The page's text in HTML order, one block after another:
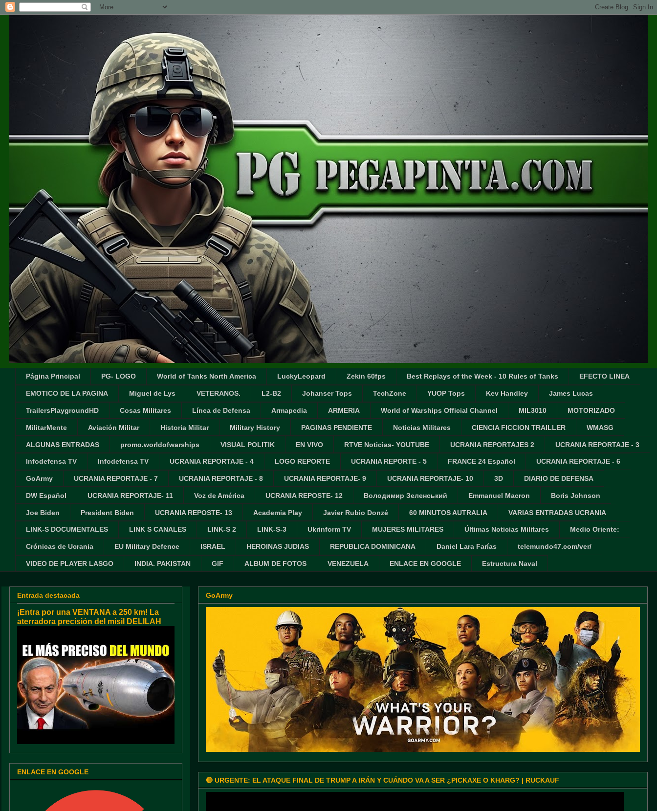
Página Principal PG- LOGO World of Tanks North America LuckyLeopard Zekin 60fps Best Replays of the Week - 10 Rules of Tanks EFECTO LINEA
EMOTICO DE LA PAGINA Miguel de Lys VETERANOS. L2-B2 Johanser Tops TechZone YUOP Tops Kev Handley James Lucas
TrailersPlaygroundHD Cosas Militares Línea de Defensa Armapedia ARMERIA World of Warships Official Channel MIL3010 MOTORIZADO
MilitarMente Aviación Militar Historia Militar Military History PAGINAS PENDIENTE Noticias Militares CIENCIA FICCION TRAILLER WMASG
ALGUNAS ENTRADAS promo.worldofwarships VISUAL POLITIK EN VIVO RTVE Noticias- YOUTUBE UCRANIA REPORTAJES 2 UCRANIA REPORTAJE - 3
Infodefensa TV Infodefensa TV UCRANIA REPORTAJE - 4 LOGO REPORTE UCRANIA REPORTE - 5 FRANCE 24 Español UCRANIA REPORTAJE - 6
GoArmy UCRANIA REPORTAJE - 7 UCRANIA REPORTAJE - 8 UCRANIA REPORTAJE- 9 UCRANIA REPORTAJE- 10 3D DIARIO DE DEFENSA
DW Español UCRANIA REPORTAJE- 11 Voz de América UCRANIA REPOSTE- 12 Володимир Зеленський Emmanuel Macron Boris Johnson
Joe Biden President Biden UCRANIA REPOSTE- 13 Academia Play Javier Rubio Donzé 60 MINUTOS AUTRALIA VARIAS ENTRADAS UCRANIA
LINK-S DOCUMENTALES LINK S CANALES LINK-S 2 LINK-S-3 Ukrinform TV MUJERES MILITARES Últimas Noticias Militares Medio Oriente:
Crónicas de Ucrania EU Military Defence ISRAEL HEROINAS JUDIAS REPUBLICA DOMINICANA Daniel Lara Farías telemundo47.com/ver/
VIDEO DE PLAYER LASGO INDIA. PAKISTAN GIF ALBUM DE FOTOS VENEZUELA ENLACE EN GOOGLE Estructura Naval
GoArmy
🔴 URGENTE: EL ATAQUE FINAL DE TRUMP A IRÁN Y CUÁNDO VA A SER ¿PICKAXE O KHARG? | RUCKAUF
Entrada destacada
¡Entra por una VENTANA a 250 km! La
aterradora precisión del misil DELILAH
ENLACE EN GOOGLE